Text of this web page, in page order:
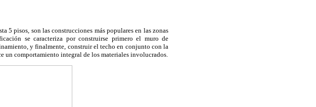
5 pisos, son las construcciones más populares en las zonas
se caracteriza por construirse primero el muro de
y finalmente, construir el techo en conjunto con la
un comportamiento integral de los materiales involucrados.